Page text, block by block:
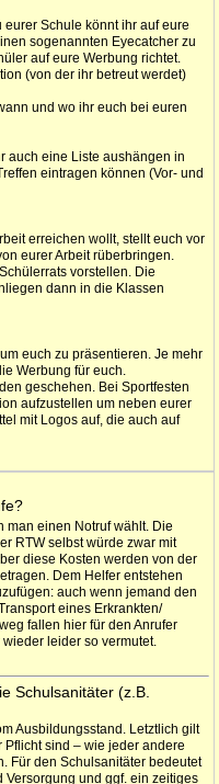
Schule könnt ihr auf eure
sogenannten Eyecatcher zu
auf eure Werbung richtet.
(von der ihr betreut werdet)
und wo ihr euch bei euren
auch eine Liste aushängen in
eintragen können (Vor- und
erreichen wollt, stellt euch vor
eurer Arbeit rüberbringen.
vorstellen. Die
dann in die Klassen
euch zu präsentieren. Je mehr
Werbung für euch.
geschehen. Bei Sportfesten
aufzustellen um neben eurer
mit Logos auf, die auch auf
man einen Notruf wählt. Die
RTW selbst würde zwar mit
diese Kosten werden von der
Dem Helfer entstehen
auch wenn jemand den
eines Erkrankten/
fallen hier für den Anrufer
leider so vermutet.
Schulsanitäter (z.B.
Ausbildungsstand. Letztlich gilt
sind – wie jeder andere
Für den Schulsanitäter bedeutet
und ggf. ein zeitiges